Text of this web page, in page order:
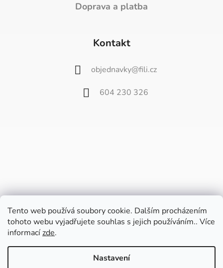
Tento web používá soubory cookie. Dalším procházením
tohoto webu vyjadřujete souhlas s jejich používáním.. Více
informacízde.
Nastavení
Vážení zákazníci,
od 27. července do 9. srpna bude náš
Doprava a platba
Kontakt
objednavky@fili.cz
604 230 326